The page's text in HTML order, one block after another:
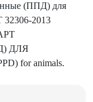
(ППД) для
32306-2013
ДЛЯ
for animals.